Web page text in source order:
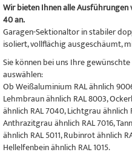
Wir bieten Ihnen alle
40 an.
Garagen-Sektionaltor in stabiler
isoliert, vollflächig ausgeschäumt,
Sie können bei uns Ihre gewünschte
auswählen:
Ob Weißaluminium RAL ähnlich
Lehmbraun ähnlich RAL 8003,
ähnlich RAL 7040, Lichtgrau ähnlich
Anthrazitgrau ähnlich RAL 7016,
ähnlich RAL 5011, Rubinrot ähnlich
Hellelfenbein ähnlich RAL 1015.